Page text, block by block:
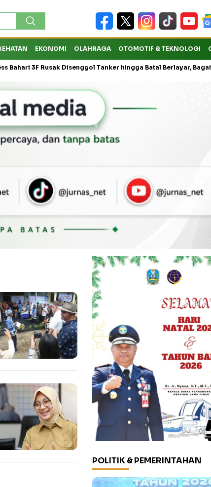
EKONOMI OLAHRAGA OTOMOTIF & TEKNOLOGI
Rusak Disenggol Tanker hingga Batal Berlayar, Bagaimana
POLITIK & PEMERINTAHAN